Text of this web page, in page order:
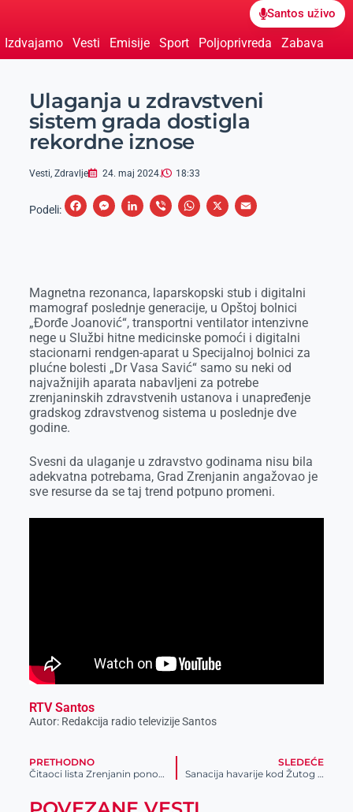
Santos uživo
Izdvajamo Vesti Emisije Sport Poljoprivreda Zabava
Ulaganja u zdravstveni
sistem grada dostigla
rekordne iznose
Vesti, Zdravlje 24. maj 2024. 18:33
Podeli:
F
b
o
o
k
M
e
n
g
e
r
L
e
d
I
n
V
r
W
s
A
p
p
X
E
l
Magnetna rezonanca, laparskopski stub i digitalni
mamograf poslednje generacije, u Opštoj bolnici
„Đorđe Joanović“, transportni ventilator intenzivne
nege u Službi hitne medicinske pomoći i digitalni
stacionarni rendgen-aparat u Specijalnoj bolnici za
plućne bolesti „Dr Vasa Savić“ samo su neki od
najvažnijih aparata nabavljeni za potrebe
zrenjaninskih zdravstvenih ustanova i unapređenje
gradskog zdravstvenog sistema u poslednje dve
godine.
Svesni da ulaganje u zdravstvo godinama nisu bila
adekvatna potrebama, Grad Zrenjanin angažovao je
sve resurse da se taj trend potpuno promeni.
RTV Santos
Autor: Redakcija radio televizije Santos
PRETHODNO
Čitaoci lista Zrenjanin ponovo odabrali ličnosti godine
SLEDEĆE
Sanacija havarije kod Žutog mosta